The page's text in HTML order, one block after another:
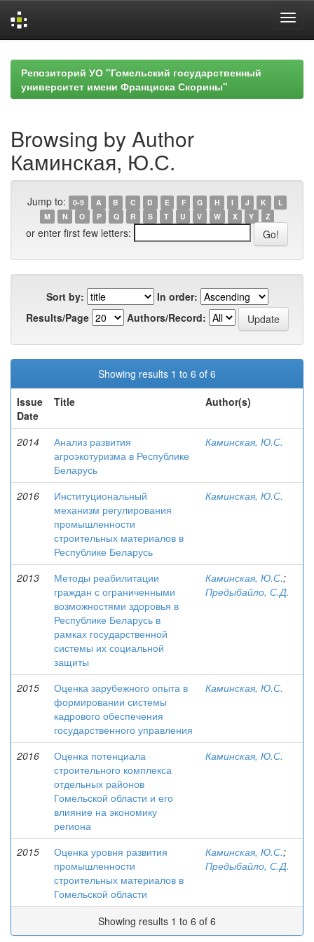
navigationРепозиторий УО "Гомельский государственный
университет имени Франциска Скорины"
Browsing by Author
Каминская, Ю.С.
Jump to: 0-9 A B C D E F G H I J K
L
M
N O P Q R S T U V W X Y Z
or enter first few letters:
Sort by:
In order:
Results/Page
Authors/Record:
Showing results 1 to 6 of 6
Issue
Date
Title Author(s)
2014
Анализ развития
агроэкотуризма в Республике
Беларусь
Каминская, Ю.С.
2016
Институциональный
механизм регулирования
промышленности
строительных материалов в
Республике Беларусь
Каминская, Ю.С.
2013
Методы реабилитации
граждан с ограниченными
возможностями здоровья в
Республике Беларусь в
рамках государственной
системы их социальной
защиты
Каминская, Ю.С.;
Предыбайло, С.Д.
2015
Оценка зарубежного опыта в
формировании системы
кадрового обеспечения
государственного управления
Каминская, Ю.С.
2016
Оценка потенциала
строительного комплекса
отдельных районов
Гомельской области и его
влияние на экономику
региона
Каминская, Ю.С.
2015
Оценка уровня развития
промышленности
строительных материалов в
Гомельской области
Каминская, Ю.С.;
Предыбайло, С.Д.
Showing results 1 to 6 of 6